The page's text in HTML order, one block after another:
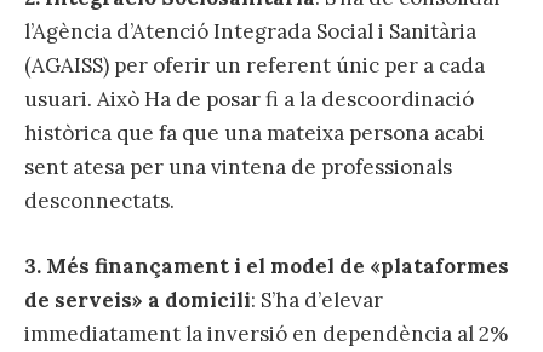
l’Agència d’Atenció Integrada Social i Sanitària
(AGAISS) per oferir un referent únic per a cada
usuari. Això Ha de posar fi a la descoordinació
històrica que fa que una mateixa persona acabi
sent atesa per una vintena de professionals
desconnectats.
3. Més finançament i el model de «plataformes
de serveis» a domicili: S’ha d’elevar
immediatament la inversió en dependència al 2%